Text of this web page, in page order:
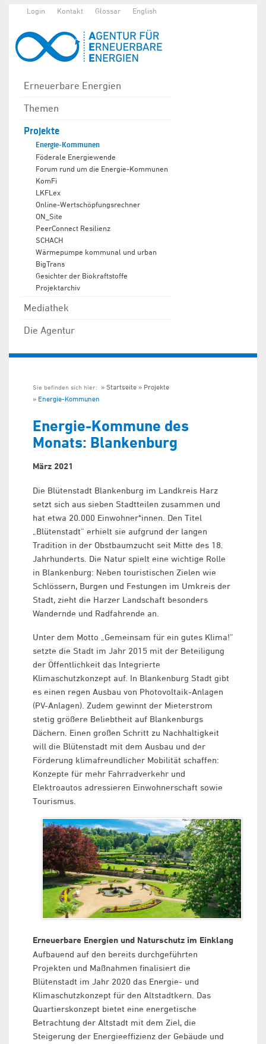
Login Kontakt Glossar English
Erneuerbare Energien
Themen
Projekte
Energie-Kommunen
Föderale Energiewende
Forum rund um die Energie-Kommunen
KomFi
LKFLex
Online-Wertschöpfungsrechner
ON_Site
PeerConnect Resilienz
SCHACH
Wärmepumpe kommunal und urban
BigTrans
Gesichter der Biokraftstoffe
Projektarchiv
Mediathek
Die Agentur
Sie befinden sich hier: Startseite
Projekte
Energie-Kommunen
Energie-Kommune des
Monats: Blankenburg
März 2021
Die Blütenstadt Blankenburg im Landkreis Harz
setzt sich aus sieben Stadtteilen zusammen und
hat etwa 20.000 Einwohner*innen. Den Titel
„Blütenstadt“ erhielt sie aufgrund der langen
Tradition in der Obstbaumzucht seit Mitte des 18.
Jahrhunderts. Die Natur spielt eine wichtige Rolle
in Blankenburg: Neben touristischen Zielen wie
Schlössern, Burgen und Festungen im Umkreis der
Stadt, zieht die Harzer Landschaft besonders
Wandernde und Radfahrende an.
Unter dem Motto „Gemeinsam für ein gutes Klima!“
setzte die Stadt im Jahr 2015 mit der Beteiligung
der Öffentlichkeit das Integrierte
Klimaschutzkonzept auf. In Blankenburg Stadt gibt
es einen regen Ausbau von Photovoltaik-Anlagen
(PV-Anlagen). Zudem gewinnt der Mieterstrom
stetig größere Beliebtheit auf Blankenburgs
Dächern. Einen großen Schritt zu Nachhaltigkeit
will die Blütenstadt mit dem Ausbau und der
Förderung klimafreundlicher Mobilität schaffen:
Konzepte für mehr Fahrradverkehr und
Elektroautos adressieren Einwohnerschaft sowie
Tourismus.
Erneuerbare Energien und Naturschutz im Einklang
Aufbauend auf den bereits durchgeführten
Projekten und Maßnahmen finalisiert die
Blütenstadt im Jahr 2020 das Energie- und
Klimaschutzkonzept für den Altstadtkern. Das
Quartierskonzept bietet eine energetische
Betrachtung der Altstadt mit dem Ziel, die
Steigerung der Energieeffizienz der Gebäude und